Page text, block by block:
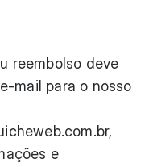
reembolso deve
mail para o nosso
,
e